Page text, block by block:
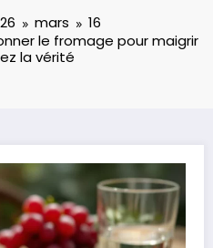
mars
16
le fromage pour maigrir
la vérité